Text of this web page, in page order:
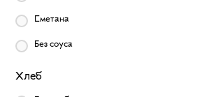
Сметана
Без соуса
Хлеб